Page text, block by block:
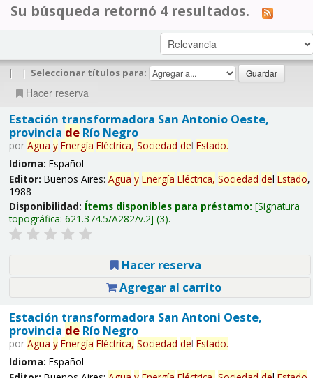
Su búsqueda retornó 4 resultados.
| | Seleccionar títulos para:
Hacer reserva
Estación transformadora San Antonio Oeste,
provincia deRío Negro
por Agua y Energía Eléctrica, Sociedad del Estado.
Idioma: Español
Editor: Buenos Aires: Agua y Energía Eléctrica, Sociedad del Estado,
1988
Disponibilidad: Ítems disponibles para préstamo: Signatura
topográfica: 621.374.5/A282/v.2 (3).
Hacer reserva
Agregar al carrito
Estación transformadora San Antoni Oeste,
provincia deRío Negro
por Agua y Energía Eléctrica, Sociedad del Estado.
Idioma: Español